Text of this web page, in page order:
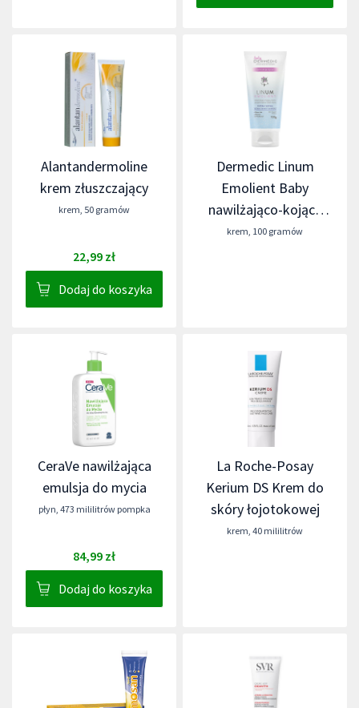
Alantandermoline
krem złuszczający
krem, 50 gramów
22,99 zł
Dodaj do koszyka
Dermedic Linum
Emolient Baby
nawilżająco-kojący
krem uzupełniający
krem, 100 gramów
CeraVe nawilżająca
emulsja do mycia
płyn, 473 mililitrów pompka
84,99 zł
Dodaj do koszyka
La Roche-Posay
Kerium DS Krem do
skóry łojotokowej
krem, 40 mililitrów